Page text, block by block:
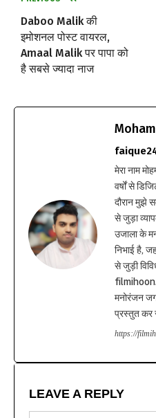
Daboo Malik की
इमोशनल पोस्ट वायरल,
Amaal Malik पर पापा को
है सबसे ज्यादा नाज
मेरा नाम
वर्षों से
दौरान मुझे
से जुड़ा
उजाला के
निभाई है,
से जुड़ी
मनोरंजन
प्रस्तुत कर
https://
LEAVE A REPLY